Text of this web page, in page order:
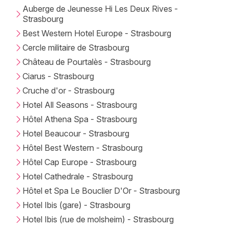
Auberge de Jeunesse Hi Les Deux Rives -
Strasbourg
Best Western Hotel Europe - Strasbourg
Cercle militaire de Strasbourg
Château de Pourtalès - Strasbourg
Ciarus - Strasbourg
Cruche d'or - Strasbourg
Hotel All Seasons - Strasbourg
Hôtel Athena Spa - Strasbourg
Hotel Beaucour - Strasbourg
Hôtel Best Western - Strasbourg
Hôtel Cap Europe - Strasbourg
Hotel Cathedrale - Strasbourg
Hôtel et Spa Le Bouclier D'Or - Strasbourg
Hotel Ibis (gare) - Strasbourg
Hotel Ibis (rue de molsheim) - Strasbourg